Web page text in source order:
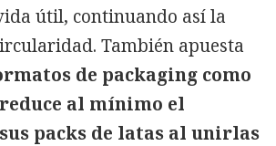
útil, continuando así la
También apuesta
de packaging como
al mínimo el
packs de latas al unirlas